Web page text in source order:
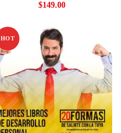
$149.00
HOT